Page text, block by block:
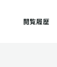
閲覧履歴